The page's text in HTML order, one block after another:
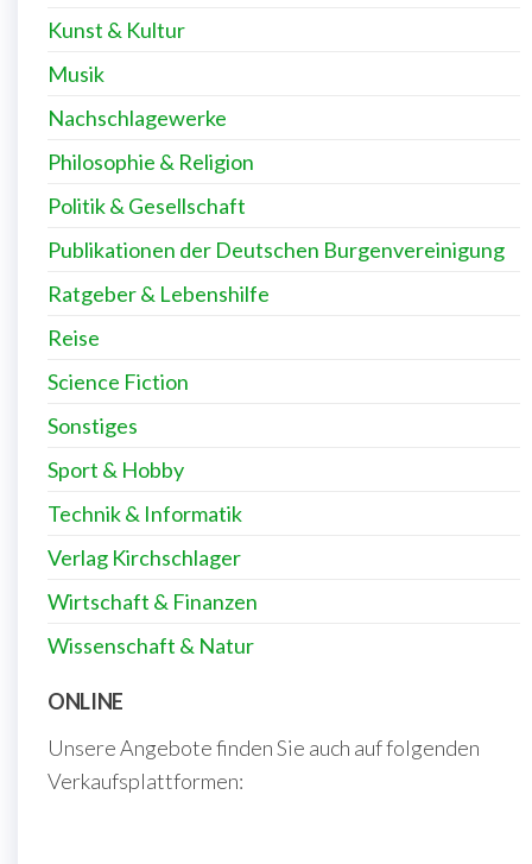
Kunst & Kultur
Musik
Nachschlagewerke
Philosophie & Religion
Politik & Gesellschaft
Publikationen der Deutschen Burgenvereinigung
Ratgeber & Lebenshilfe
Reise
Science Fiction
Sonstiges
Sport & Hobby
Technik & Informatik
Verlag Kirchschlager
Wirtschaft & Finanzen
Wissenschaft & Natur
ONLINE
Unsere Angebote finden Sie auch auf folgenden
Verkaufsplattformen: